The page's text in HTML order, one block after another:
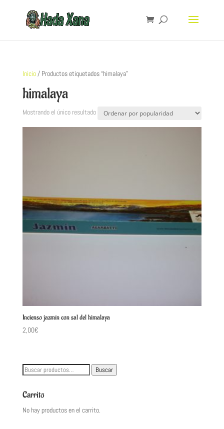
Inicio/ Productos etiquetados “himalaya”
himalaya
Mostrando el único resultado
Incienso jazmín con sal del himalaya
2,00€
Buscar
Buscar
Carrito
No hay productos en el carrito.